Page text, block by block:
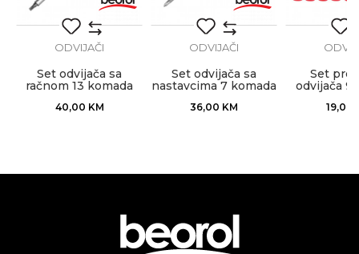
ODVIJAČI
Set odvijača sa
račnom 13 komada
40,00 KM
ODVIJAČI
Set odvijača sa
nastavcima 7 komada
36,00 KM
Set
odvijača 9
19,00